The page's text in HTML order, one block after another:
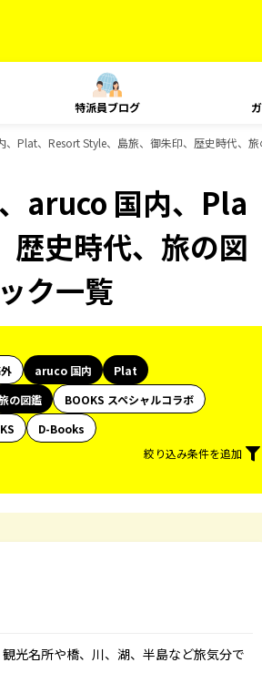
特派員ブログ
Plat、Resort Style、島旅、御朱印、歴史時代、
aruco 国内、Pla
史時代、旅の図
ク一覧
aruco 国内
Plat
の図鑑
BOOKS スペシャルコラボ
D-Books
絞り込み条件を追加
光名所や橋、川、湖、半島など旅気分で